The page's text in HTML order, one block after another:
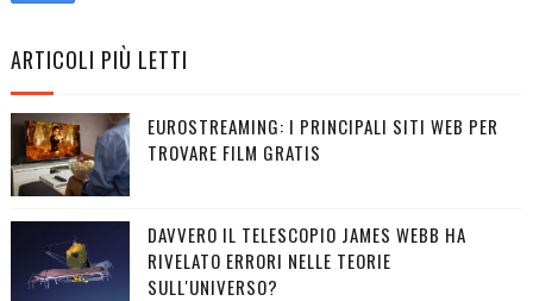
ARTICOLI PIÙ LETTI
EUROSTREAMING: I PRINCIPALI SITI WEB PER
TROVARE FILM GRATIS
DAVVERO IL TELESCOPIO JAMES WEBB HA
RIVELATO ERRORI NELLE TEORIE
SULL'UNIVERSO?